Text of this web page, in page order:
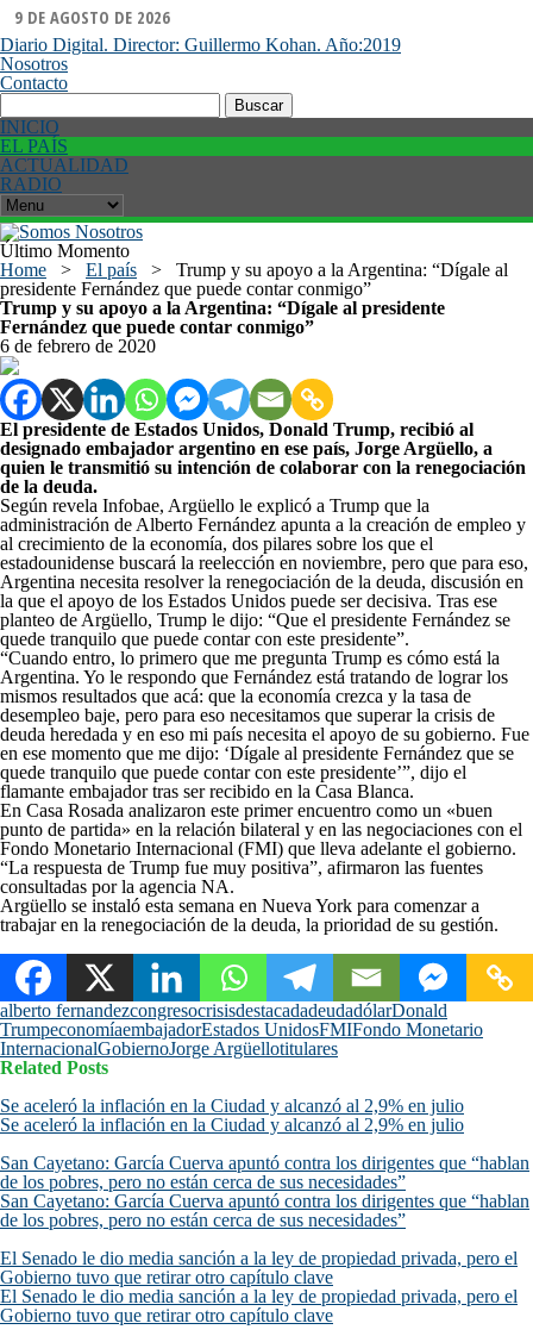
9 DE AGOSTO DE 2026
Diario Digital. Director: Guillermo Kohan. Año:2019
Nosotros
Contacto
Buscar:
INICIO
EL PAÍS
ACTUALIDAD
RADIO
Último Momento
Home > El país > Trump y su apoyo a la Argentina: “Dígale al
presidente Fernández que puede contar conmigo”
Trump y su apoyo a la Argentina: “Dígale al presidente
Fernández que puede contar conmigo”
6 de febrero de 2020
El presidente de Estados Unidos, Donald Trump, recibió al
designado embajador argentino en ese país, Jorge Argüello, a
quien le transmitió su intención de colaborar con la renegociación
de la deuda.
Según revela Infobae, Argüello le explicó a Trump que la
administración de Alberto Fernández apunta a la creación de empleo y
al crecimiento de la economía, dos pilares sobre los que el
estadounidense buscará la reelección en noviembre, pero que para eso,
Argentina necesita resolver la renegociación de la deuda, discusión en
la que el apoyo de los Estados Unidos puede ser decisiva. Tras ese
planteo de Argüello, Trump le dijo: “Que el presidente Fernández se
quede tranquilo que puede contar con este presidente”.
“Cuando entro, lo primero que me pregunta Trump es cómo está la
Argentina. Yo le respondo que Fernández está tratando de lograr los
mismos resultados que acá: que la economía crezca y la tasa de
desempleo baje, pero para eso necesitamos que superar la crisis de
deuda heredada y en eso mi país necesita el apoyo de su gobierno. Fue
en ese momento que me dijo: ‘Dígale al presidente Fernández que se
quede tranquilo que puede contar con este presidente’”, dijo el
flamante embajador tras ser recibido en la Casa Blanca.
En Casa Rosada analizaron este primer encuentro como un «buen
punto de partida» en la relación bilateral y en las negociaciones con el
Fondo Monetario Internacional (FMI) que lleva adelante el gobierno.
“La respuesta de Trump fue muy positiva”, afirmaron las fuentes
consultadas por la agencia NA.
Argüello se instaló esta semana en Nueva York para comenzar a
trabajar en la renegociación de la deuda, la prioridad de su gestión.
alberto fernandezcongresocrisisdestacadadeudadólarDonald
TrumpeconomíaembajadorEstados UnidosFMIFondo Monetario
InternacionalGobiernoJorge Argüellotitulares
Related Posts
Se aceleró la inflación en la Ciudad y alcanzó al 2,9% en julio
Se aceleró la inflación en la Ciudad y alcanzó al 2,9% en julio
San Cayetano: García Cuerva apuntó contra los dirigentes que “hablan
de los pobres, pero no están cerca de sus necesidades”
San Cayetano: García Cuerva apuntó contra los dirigentes que “hablan
de los pobres, pero no están cerca de sus necesidades”
El Senado le dio media sanción a la ley de propiedad privada, pero el
Gobierno tuvo que retirar otro capítulo clave
El Senado le dio media sanción a la ley de propiedad privada, pero el
Gobierno tuvo que retirar otro capítulo clave